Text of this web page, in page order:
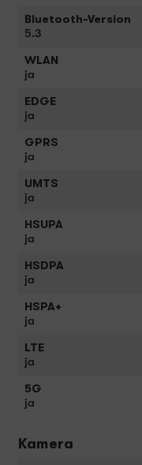
Bluetooth-Version
5.3
WLAN
ja
EDGE
ja
GPRS
ja
UMTS
ja
HSUPA
ja
HSDPA
ja
HSPA+
ja
LTE
ja
5G
ja
Kamera